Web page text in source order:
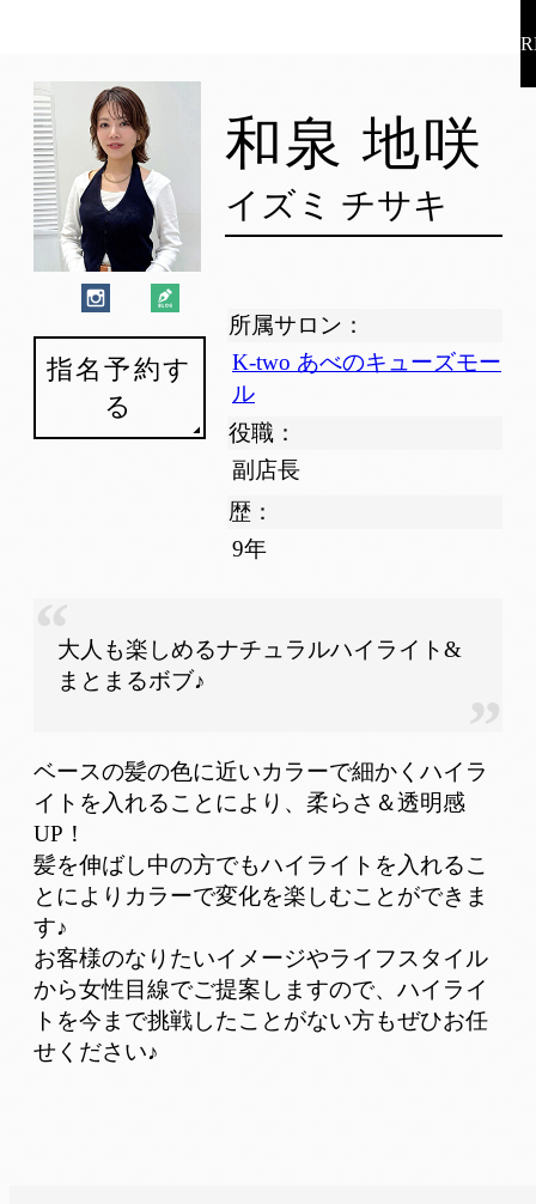
指名予約す
る
和泉 地咲
イズミ チサキ
所属サロン：
K-two あべのキューズモー
ル
役職：
副店長
歴：
9年
大人も楽しめるナチュラルハイライト&
まとまるボブ♪
ベースの髪の色に近いカラーで細かくハイラ
イトを入れることにより、柔らさ＆透明感
UP！
髪を伸ばし中の方でもハイライトを入れるこ
とによりカラーで変化を楽しむことができま
す♪
お客様のなりたいイメージやライフスタイル
から女性目線でご提案しますので、ハイライ
トを今まで挑戦したことがない方もぜひお任
せください♪